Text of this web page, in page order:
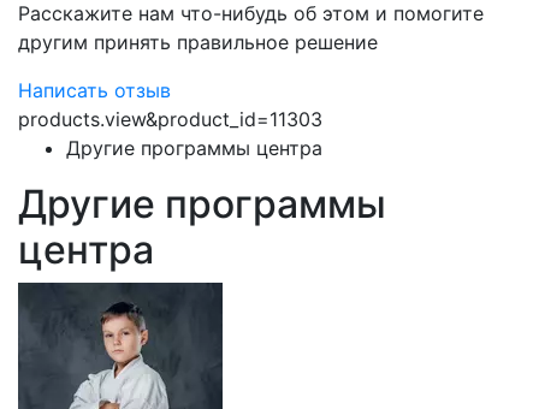
Расскажите нам что-нибудь об этом и помогите
другим принять правильное решение
Написать отзыв
products.view&product_id=11303
Другие программы центра
Другие программы
центра